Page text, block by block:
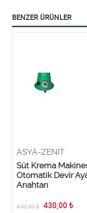
BENZER ÜRÜNLER
ASYA-ZENİT
Süt Krema
Otomatik Devir
Anahtarı
430,00₺ 430,00 ₺